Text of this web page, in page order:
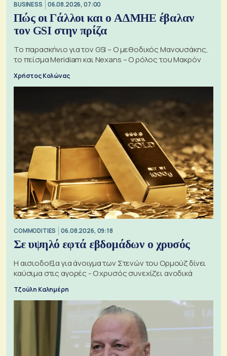
BUSINESS 06.08.2026, 07:00
Πώς οι Γάλλοι και ο ΑΔΜΗΕ έβαλαν
τον GSI στην πρίζα
Το παρασκήνιο για τον GSI – Ο μεθοδικός Μανουσάκης,
το πείσμα Meridiam και Nexans – Ο ρόλος του Μακρόν
Χρήστος Κολώνας
COMMODITIES 06.08.2026, 09:18
Σε υψηλό εφτά εβδομάδων ο χρυσός
Η αισιοδοξία για άνοιγμα των Στενών του Ορμούζ δίνει
καύσιμα στις αγορές - Ο χρυσός συνεχίζει ανοδικά
Τζούλη Καλημέρη